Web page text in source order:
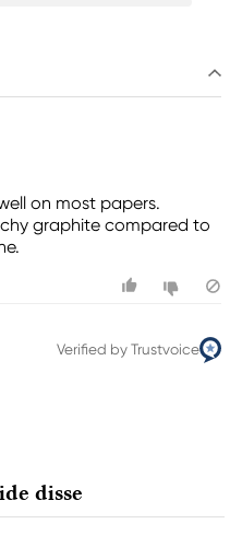
on most papers.
graphite compared to
Verified by Trustvoice
disse